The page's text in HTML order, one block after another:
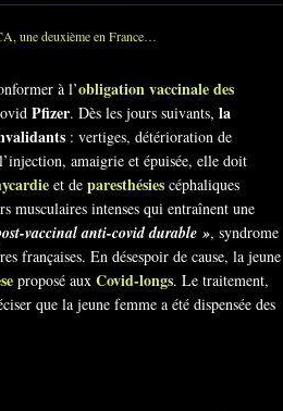
à l’obligation vaccinale des
Pfizer. Dès les jours suivants, la
: vertiges, détérioration de
amaigrie et épuisée, elle doit
et de paresthésies céphaliques
musculaires intenses qui entraînent une
vaccinal anti-covid durable », syndrome
françaises. En désespoir de cause, la jeune
proposé aux Covid-longs. Le traitement,
que la jeune femme a été dispensée des